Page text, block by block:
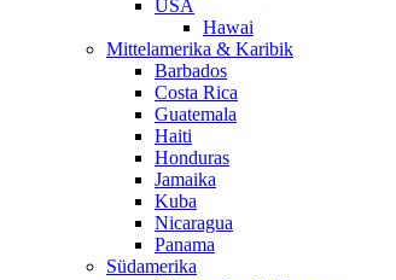
USA
Hawai
Mittelamerika & Karibik
Barbados
Costa Rica
Guatemala
Haiti
Honduras
Jamaika
Kuba
Nicaragua
Panama
Südamerika